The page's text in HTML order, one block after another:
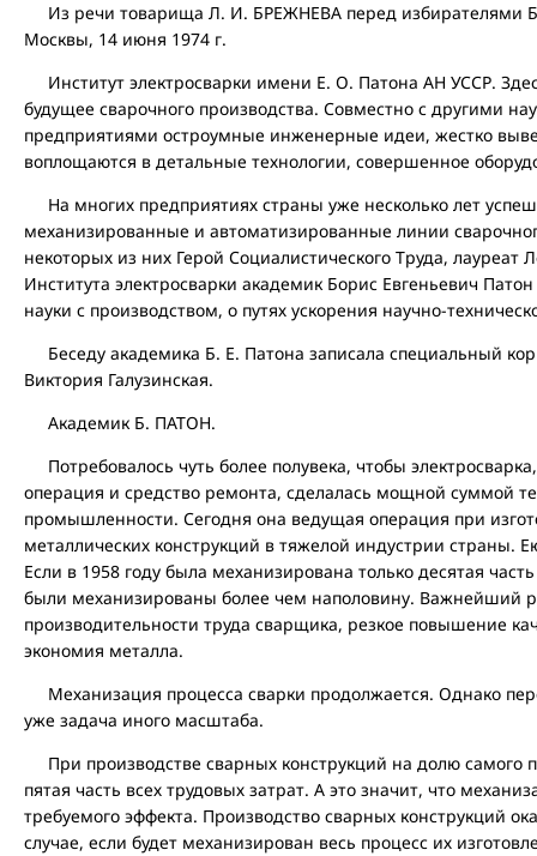
Из речи товарища Л. И. БРЕЖНЕВА перед избирателями
Москвы, 14 июня 1974 г.
Институт электросварки имени Е. О. Патона АН УССР.
будущее сварочного производства. Совместно с другими
предприятиями остроумные инженерные идеи, жестко
воплощаются в детальные технологии, совершенное
На многих предприятиях страны уже несколько лет
механизированные и автоматизированные линии
некоторых из них Герой Социалистического Труда,
Института электросварки академик Борис Евгеньевич
науки с производством, о путях ускорения научно-
Беседу академика Б. Е. Патона записала специальный
Виктория Галузинская.
Академик Б. ПАТОН.
Потребовалось чуть более полувека, чтобы
операция и средство ремонта, сделалась мощной суммой
промышленности. Сегодня она ведущая операция при
металлических конструкций в тяжелой индустрии страны.
Если в 1958 году была механизирована только десятая
были механизированы более чем наполовину. Важнейший
производительности труда сварщика, резкое повышение
экономия металла.
Механизация процесса сварки продолжается. Однако
уже задача иного масштаба.
При производстве сварных конструкций на долю самого
пятая часть всех трудовых затрат. А это значит, что
требуемого эффекта. Производство сварных конструкций
случае, если будет механизирован весь процесс их